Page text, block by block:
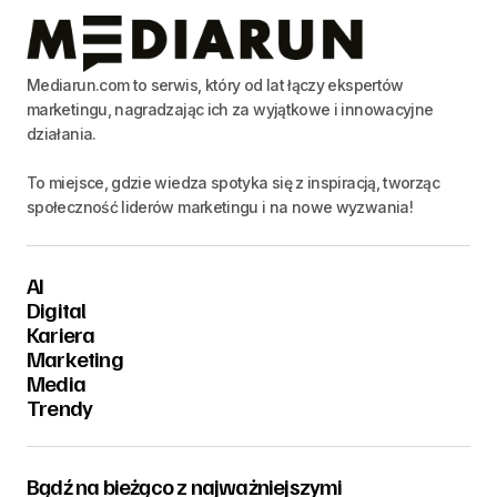
Mediarun.com to serwis, który od lat łączy ekspertów
marketingu, nagradzając ich za wyjątkowe i innowacyjne
działania.
To miejsce, gdzie wiedza spotyka się z inspiracją, tworząc
społeczność liderów marketingu i na nowe wyzwania!
AI
Digital
Kariera
Marketing
Media
Trendy
Bądź na bieżąco z najważniejszymi